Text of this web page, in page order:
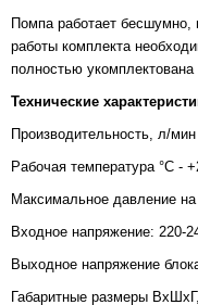
Помпа работает бесшумно,
работы комплекта
полностью укомплектована
Технические
Производительность, л/
Рабочая температура °С -
Максимальное давление
Входное напряжение: 220-
Выходное напряжение
Габаритные размеры